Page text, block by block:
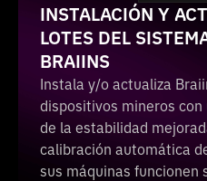
INSTALACIÓN Y
LOTES DEL
BRAIINS
Instala y/o actualiza
dispositivos mineros con
de la estabilidad
calibración automática
sus máquinas funcionen